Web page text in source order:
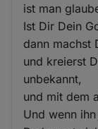
ist man
Ist Dir Dein
dann machst
und kreierst
unbekannt,
und mit dem
Und wenn